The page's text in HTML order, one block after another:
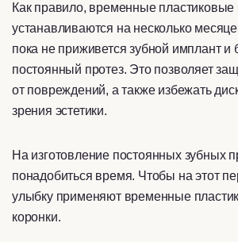
Как правило, временные пластиковые
устанавливаются на несколько
пока не приживется зубной имплант и
постоянный протез. Это позволяет
от повреждений, а также избежать
зрения эстетики.
На изготовление постоянных зубных
понадобиться время. Чтобы на этот
улыбку применяют временные
коронки.